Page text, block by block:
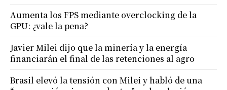
Aumenta los FPS mediante overclocking de la
GPU: ¿vale la pena?
Javier Milei dijo que la minería y la energía
financiarán el final de las retenciones al agro
Brasil elevó la tensión con Milei y habló de una